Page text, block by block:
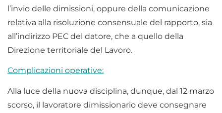
l’invio delle dimissioni, oppure della comunicazione
relativa alla risoluzione consensuale del rapporto, sia
all’indirizzo PEC del datore, che a quello della
Direzione territoriale del Lavoro.
Complicazioni operative:
Alla luce della nuova disciplina, dunque, dal 12 marzo
scorso, il lavoratore dimissionario deve consegnare